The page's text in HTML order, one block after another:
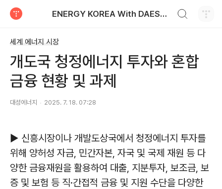
ENERGY KOREA With DAESUNG ENERGY
세계 에너지 시장
개도국 청정에너지 투자와 혼합
금융 현황 및 과제
대성에너지 2025. 7. 18. 07:28
▶ 신흥시장이나 개발도상국에서 청정에너지 투자를
위해 양허성 자금, 민간자본, 자국 및 국제 재원 등 다
양한 금융재원을 활용하여 대출, 지분투자, 보조금, 보
증 및 보험 등 직·간접적 금융 및 지원 수단을 다양한